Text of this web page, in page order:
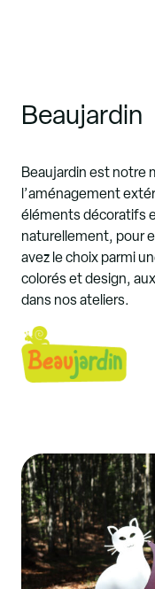
Beaujardin
Beaujardin est notre
l’aménagement
éléments décoratifs
naturellement, pour
avez le choix parmi
colorés et design,
dans nos ateliers.